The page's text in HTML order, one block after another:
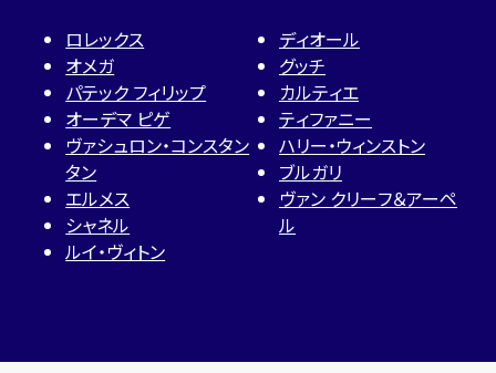
ロレックス
オメガ
パテック フィリップ
オーデマ ピゲ
ヴァシュロン・コンスタン
タン
エルメス
シャネル
ルイ・ヴィトン
ディオール
グッチ
カルティエ
ティファニー
ハリー・ウィンストン
ブルガリ
ヴァン クリーフ＆アーペ
ル